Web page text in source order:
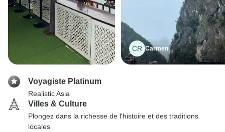
CR Carmen
Voyagiste Platinum
Realistic Asia
Villes & Culture
Plongez dans la richesse de l'histoire et des traditions
locales